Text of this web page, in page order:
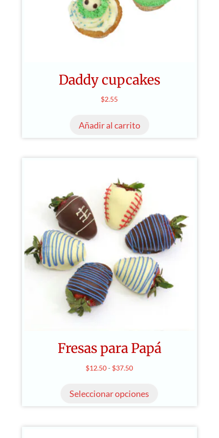
Daddy cupcakes
$2.55
Añadir al carrito
Fresas para Papá
$12.50 - $37.50Rango
precios:
Seleccionar opciones